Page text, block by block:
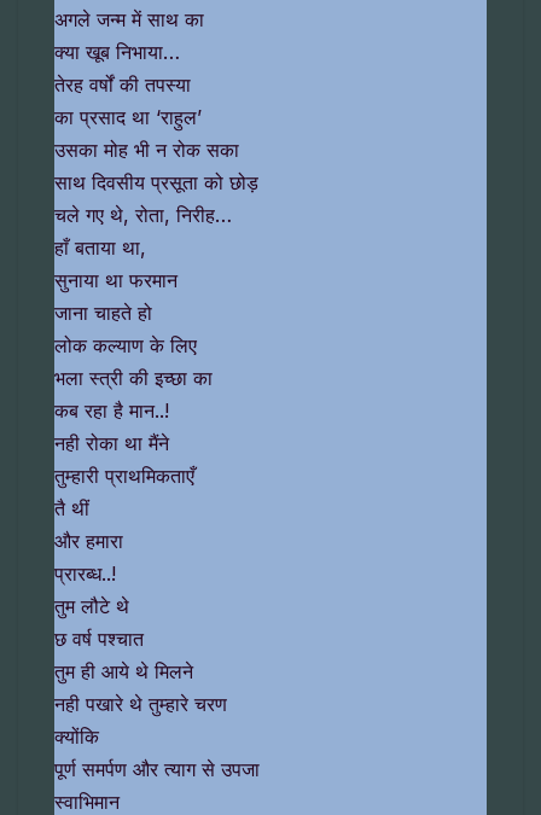
अगले जन्म में साथ का
क्या खूब निभाया…
तेरह वर्षों की तपस्या
का प्रसाद था ‘राहुल’
उसका मोह भी न रोक सका
साथ दिवसीय प्रसूता को छोड़
चले गए थे, रोता, निरीह…
हाँ बताया था,
सुनाया था फरमान
जाना चाहते हो
लोक कल्याण के लिए
भला स्त्री की इच्छा का
कब रहा है मान..!
नही रोका था मैंने
तुम्हारी प्राथमिकताएँ
तै थीं
और हमारा
प्रारब्ध..!
तुम लौटे थे
छ वर्ष पश्चात
तुम ही आये थे मिलने
नही पखारे थे तुम्हारे चरण
क्योंकि
पूर्ण समर्पण और त्याग से उपजा
स्वाभिमान